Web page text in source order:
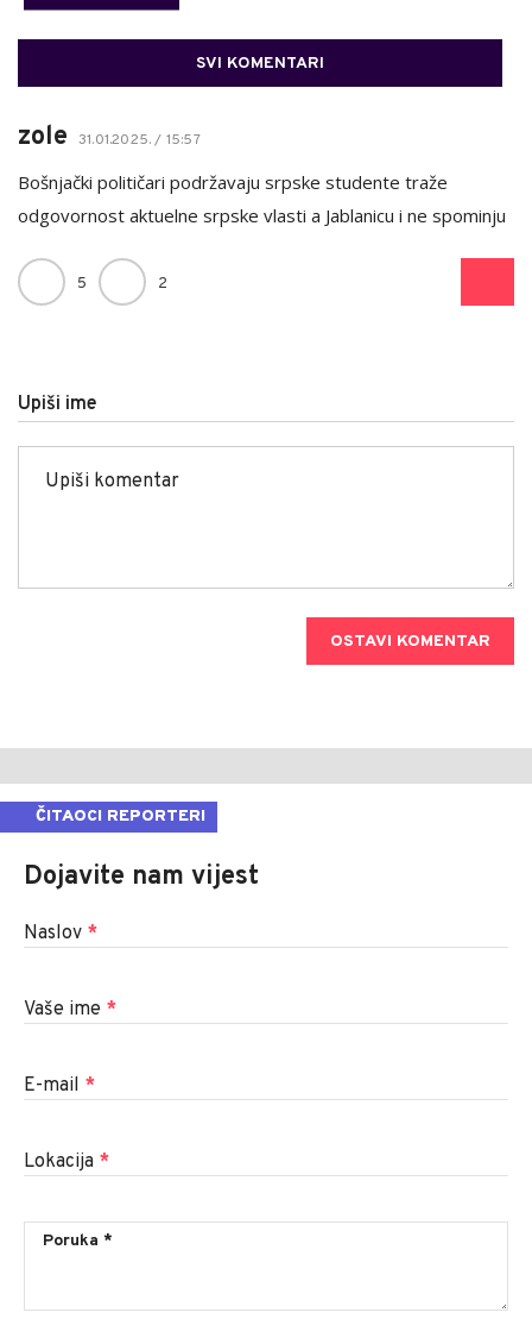
SVI KOMENTARI
zole 31.01.2025. / 15:57
Bošnjački političari podržavaju srpske studente traže
odgovornost aktuelne srpske vlasti a Jablanicu i ne spominju
5 2
Upiši ime
OSTAVI KOMENTAR
ČITAOCI REPORTERI
Dojavite nam vijest
Naslov *
Vaše ime *
E-mail *
Lokacija *